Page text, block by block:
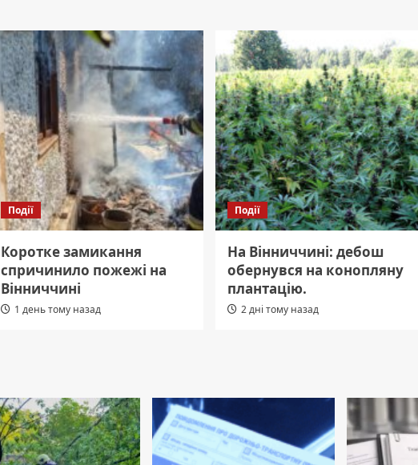
Події
Коротке замикання
спричинило пожежі на
Вінниччині
1 день тому назад
Події
На Вінниччині: дебош
обернувся на конопляну
плантацію.
2 дні тому назад